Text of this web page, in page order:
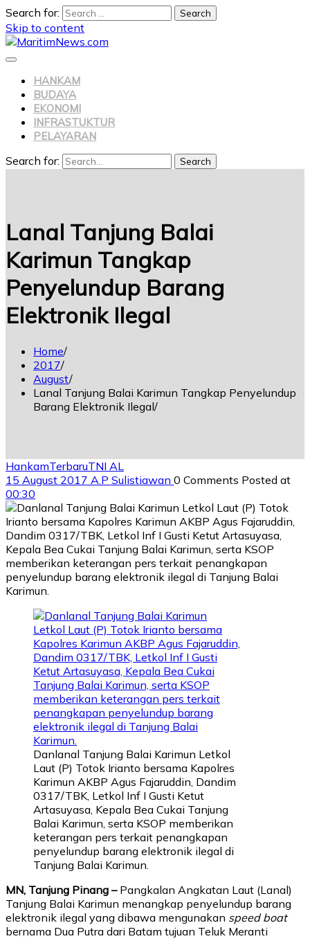
Search for:
Skip to content
HANKAM
BUDAYA
EKONOMI
INFRASTUKTUR
PELAYARAN
Search for: Search
Lanal Tanjung Balai
Karimun Tangkap
Penyelundup Barang
Elektronik Ilegal
Home
2017
August
Lanal Tanjung Balai Karimun Tangkap Penyelundup
Barang Elektronik Ilegal
HankamTerbaruTNI AL
15 August 2017 A.P Sulistiawan 0 Comments Posted at
00:30
Danlanal Tanjung Balai Karimun Letkol
Laut (P) Totok Irianto bersama Kapolres
Karimun AKBP Agus Fajaruddin, Dandim
0317/TBK, Letkol Inf I Gusti Ketut
Artasuyasa, Kepala Bea Cukai Tanjung
Balai Karimun, serta KSOP memberikan
keterangan pers terkait penangkapan
penyelundup barang elektronik ilegal di
Tanjung Balai Karimun.
MN, Tanjung Pinang – Pangkalan Angkatan Laut (Lanal)
Tanjung Balai Karimun menangkap penyelundup barang
elektronik ilegal yang dibawa mengunakan speed boat
bernama Dua Putra dari Batam tujuan Teluk Meranti